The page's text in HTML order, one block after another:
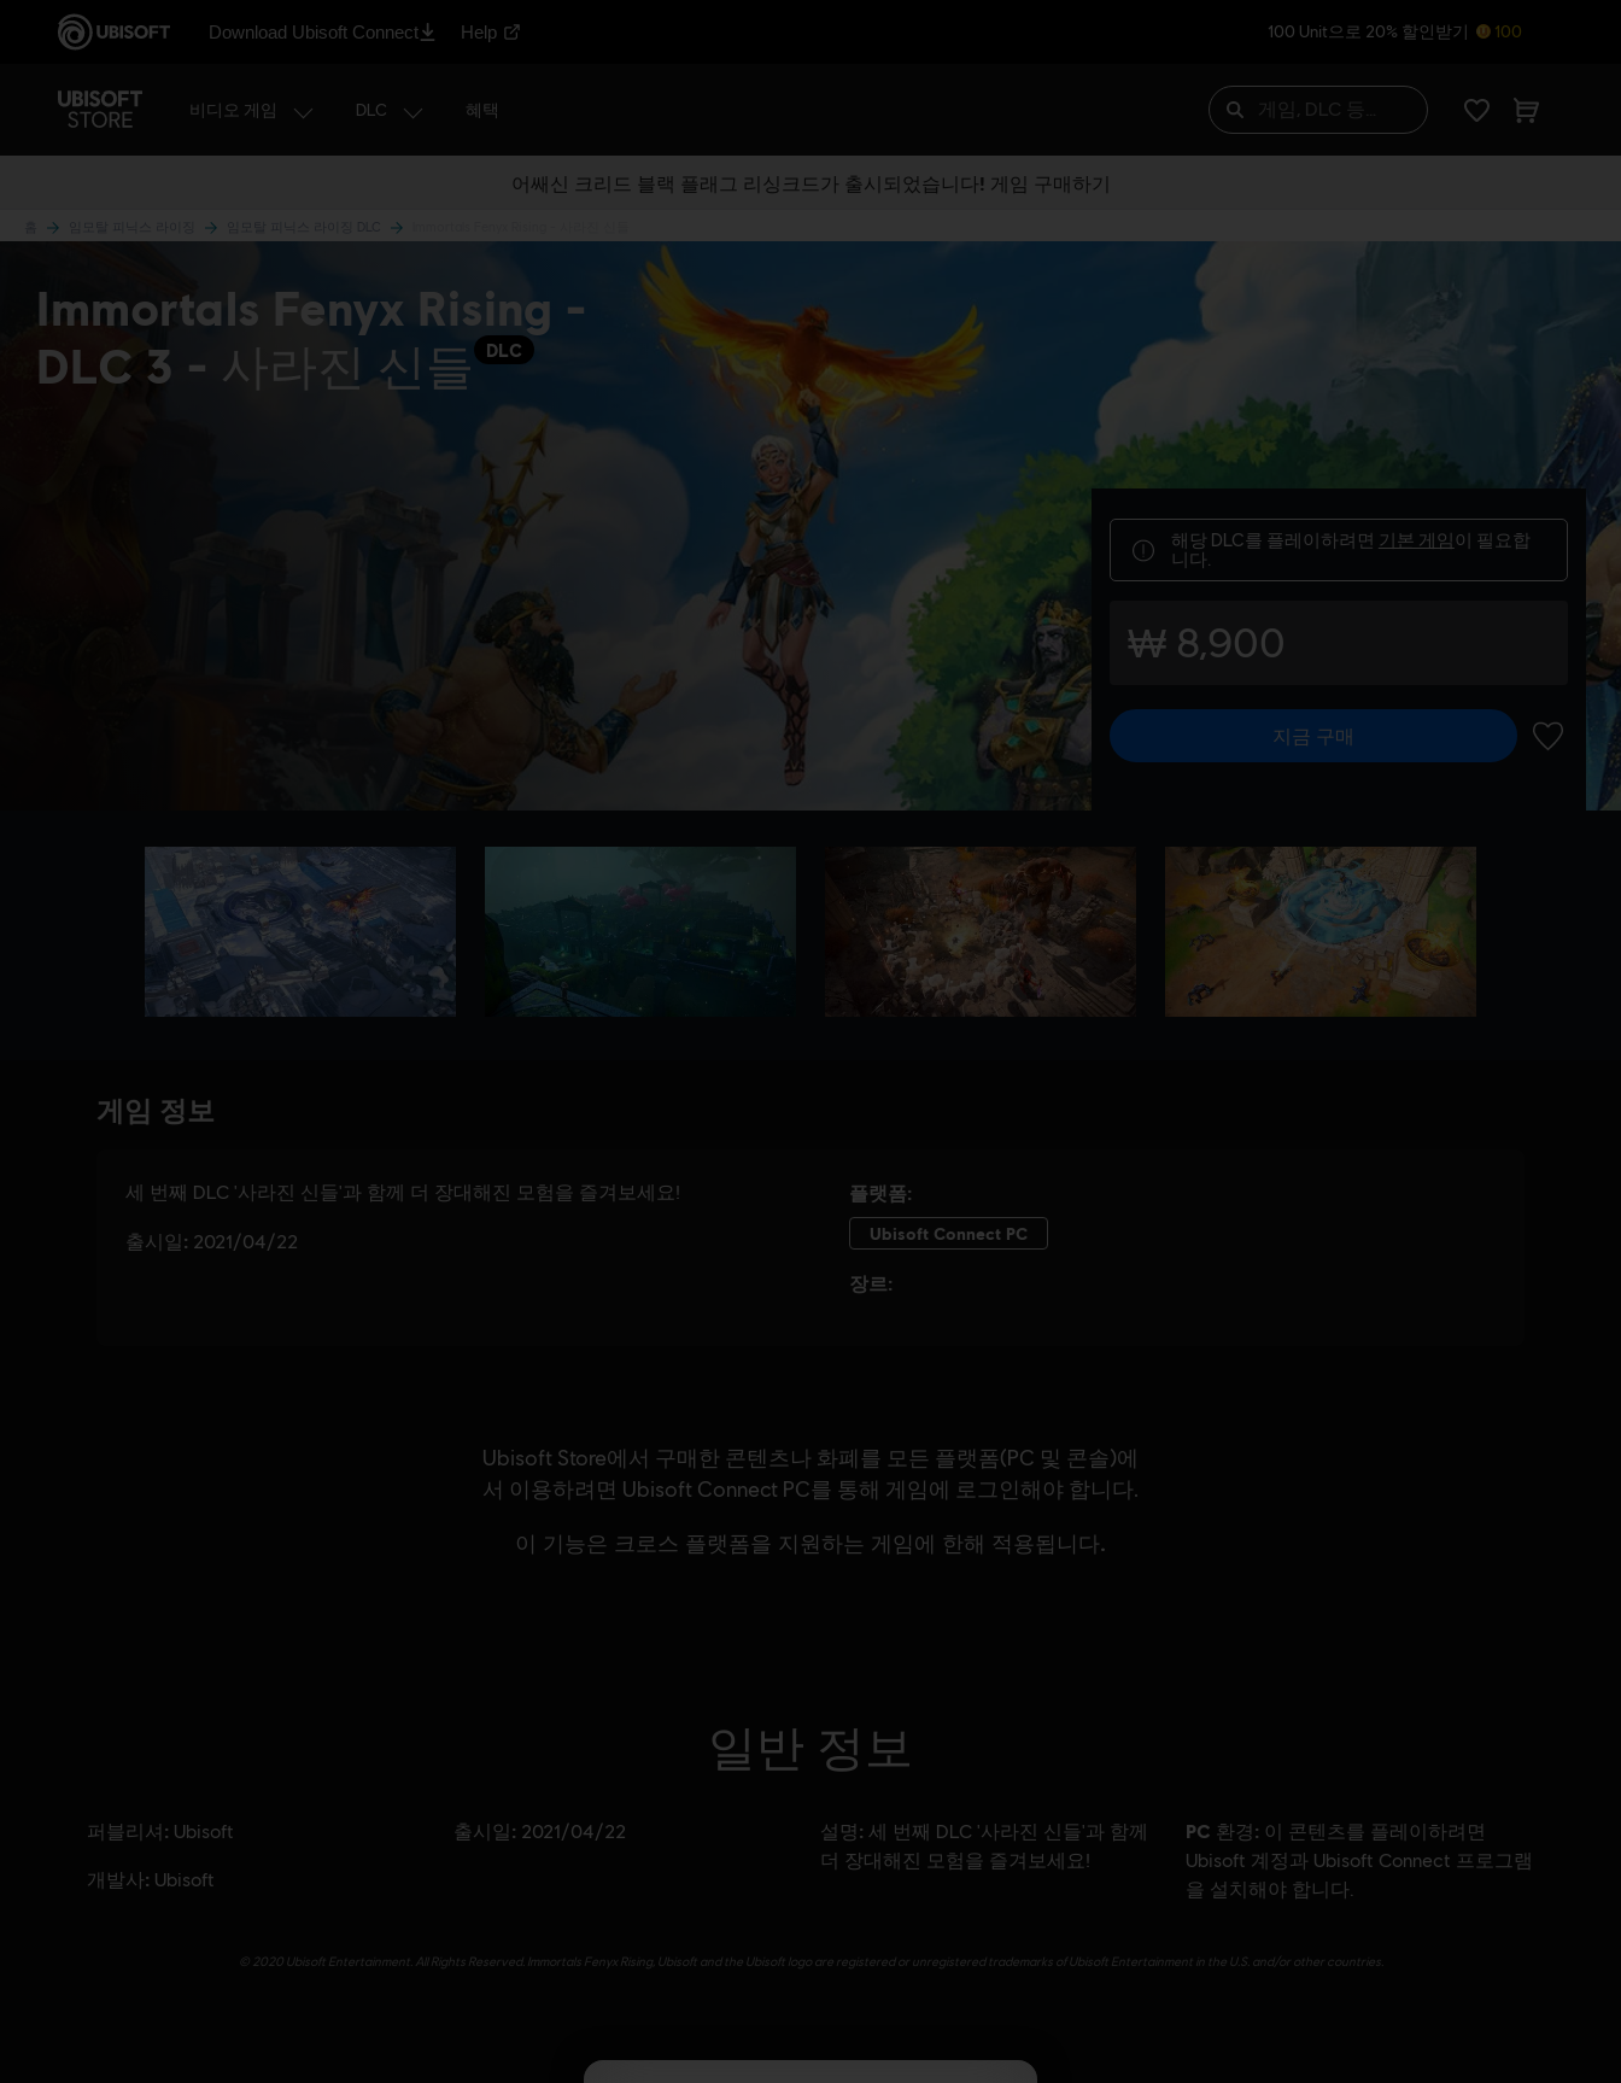
Download Ubisoft Connect Help 100 Unit으로 20% 할인받기 100
비디오 게임 DLC 혜택
어쌔신 크리드 블랙 플래그 리싱크드가 출시되었습니다! 게임 구매하기
Immortals Fenyx Rising -
DLC 3 - 사라진 신들
DLC
해당 DLC를 플레이하려면 기본 게임 이 필요합
니다.
₩ 8,900
지금 구매
위시리스
일반 정보
퍼블리셔: Ubisoft
개발사: Ubisoft
출시일: 2021/04/22 설명: 세 번째 DLC '사라진 신들'과 함께
더 장대해진 모험을 즐겨보세요!
PC 환경: 이 콘텐츠를 플레이하려면
Ubisoft 계정과 Ubisoft Connect 프로그램
을 설치해야 합니다.
© 2020 Ubisoft Entertainment. All Rights Reserved. Immortals Fenyx Rising, Ubisoft and the Ubisoft logo are registered or unregistered trademarks of Ubisoft Entertainment in the U.S. and/or other countries.